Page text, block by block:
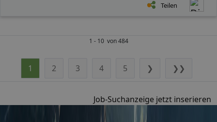
Teilen
1 - 10 von 484
1 2 3 4 5 ❯ ❯❯
Job-Suchanzeige jetzt inserieren